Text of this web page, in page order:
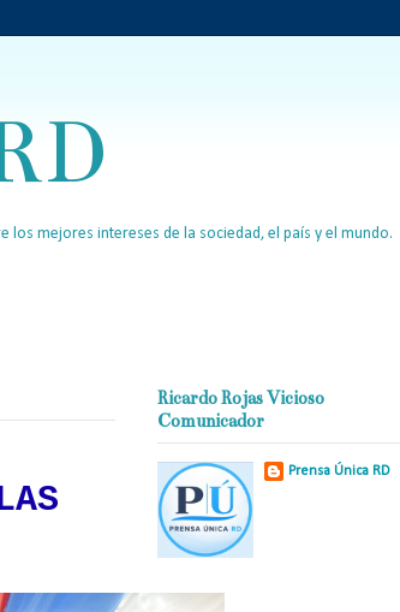
mejores intereses de la sociedad, el país y el mundo.
Ricardo Rojas Vicioso
Comunicador
Prensa Única RD